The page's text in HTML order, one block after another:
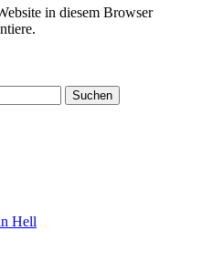
in diesem Browser
Hell